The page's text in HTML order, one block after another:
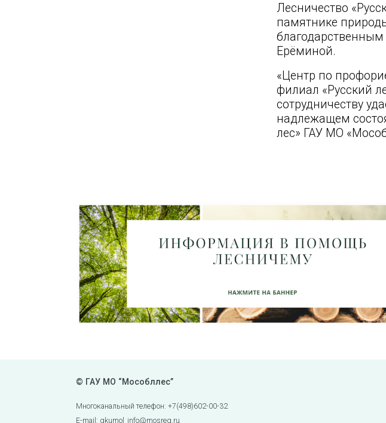
Лесничество
памятнике
Ерёминой.
«Центр по
филиал «Русский
сотрудничеству
надлежащем
лес» ГАУ МО
© ГАУ МО “Мособллес”
Многоканальный телефон: +7(498)602-00-32
E-mail: gkumol_info@mosreg.ru